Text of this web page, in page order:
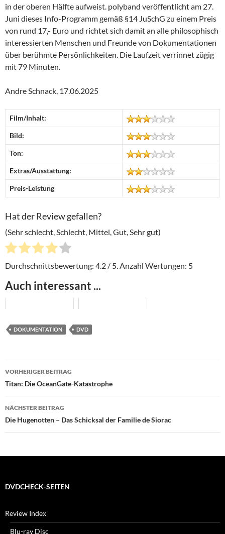
in der oberen Hälfte aufweist. polyband veröffentlicht am 27.
Juni dieses Info-Programm gemäß §14 JuSchG zu einem Preis
von rund 17,- Euro und richtet sich damit an alle philosophisch
interessierten Menschen und Freunde von Dokumentationen
über berühmte Persönlichkeiten. Die Laufzeit verrinnet zügig
mit 79 Minuten.
Andre Schnack, 17.06.2025
Film/Inhalt:
Bild:
Ton:
Extras/Ausstattung:
Preis-Leistung
Hat der Review gefallen?
(Sehr schlecht, Schlecht, Mittel, Gut, Sehr gut)
Durchschnittsbewertung: 4.2 / 5. Anzahl Wertungen: 5
Auch interessant ...
DOKUMENTATION DVD
Beitragsnavigation
VORHERIGER BEITRAG
Titan: Die OceanGate-Katastrophe
NÄCHSTER BEITRAG
Die Hugenotten – Das Schicksal der Familie de Siorac
DVDCHECK-SEITEN
Review Index
Blu-ray Disc